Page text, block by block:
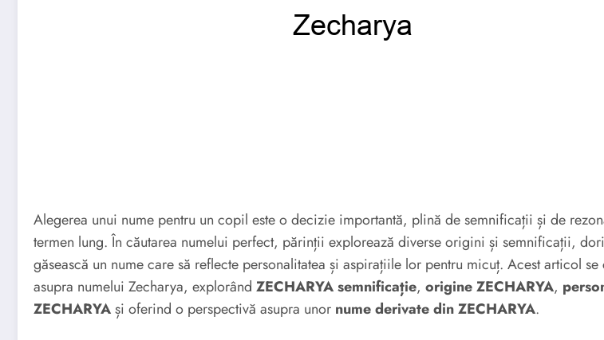
Alegerea unui nume pentru un copil este o decizie importantă, plină de semnificații și de
termen lung. În căutarea numelui perfect, părinții explorează diverse origini și semnificații,
găsească un nume care să reflecte personalitatea și aspirațiile lor pentru micuț. Acest articol se
asupra numelui Zecharya, explorând ZECHARYA semnificație, origine ZECHARYA,
ZECHARYAși oferind o perspectivă asupra unor nume derivate din ZECHARYA.